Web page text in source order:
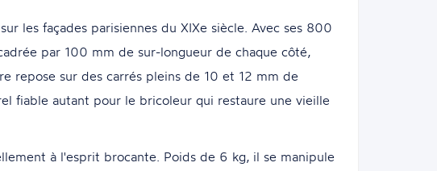
les façades parisiennes du XIXe siècle. Avec ses 800
par 100 mm de sur-longueur de chaque côté,
repose sur des carrés pleins de 10 et 12 mm de
fiable autant pour le bricoleur qui restaure une vieille
à l'esprit brocante. Poids de 6 kg, il se manipule